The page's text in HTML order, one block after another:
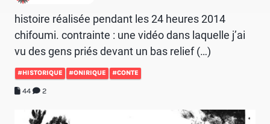
histoire réalisée pendant les 24 heures 2014
chifoumi. contrainte : une vidéo dans laquelle j’ai
vu des gens priés devant un bas relief (…)
#HISTORIQUE #ONIRIQUE #CONTE
44 2